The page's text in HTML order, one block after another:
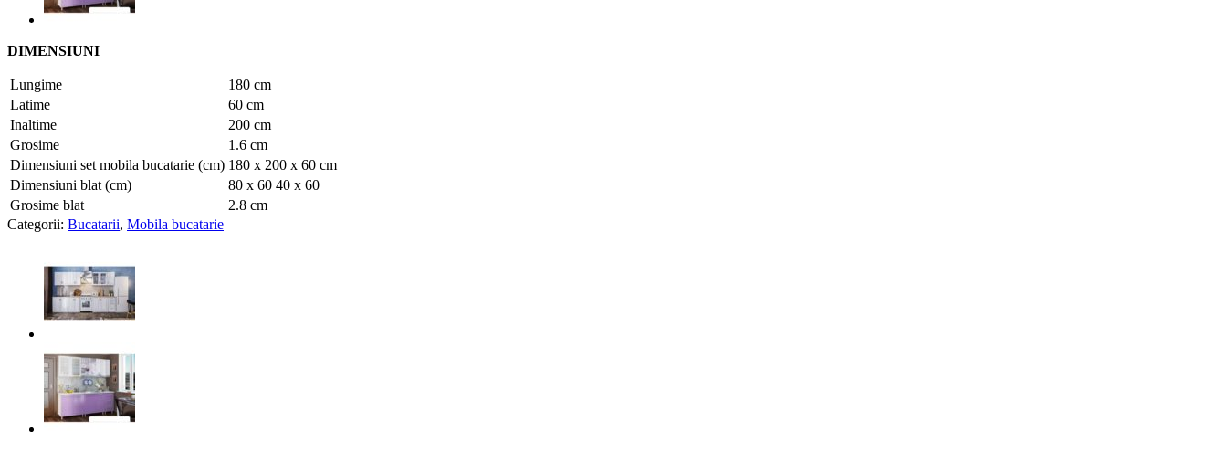
DIMENSIUNI
Lungime
180 cm
Latime
60 cm
Inaltime
200 cm
Grosime
1.6 cm
Dimensiuni set mobila bucatarie (cm) 180 x 200 x 60 cm
Dimensiuni blat (cm)
80 x 60 40 x 60
Grosime blat
2.8 cm
Categorii: Bucatarii, Mobila bucatarie